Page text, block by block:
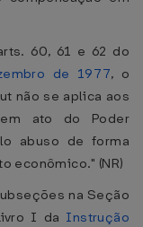
60, 61 e 62 do
de 1977, o
não se aplica aos
ato do Poder
abuso de forma
econômico." (NR)
na Seção
I da Instrução